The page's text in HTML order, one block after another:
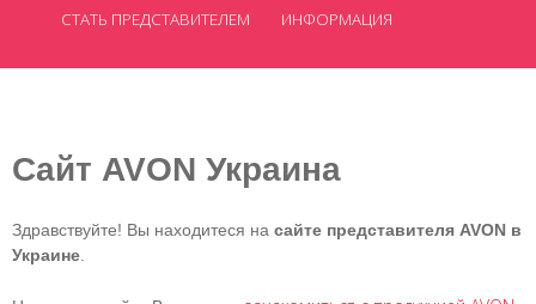
СТАТЬ ПРЕДСТАВИТЕЛЕМ ИНФОРМАЦИЯ
Сайт AVON Украина
Здравствуйте! Вы находитеся на сайте представителя AVON в
Украине